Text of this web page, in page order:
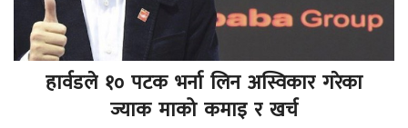
हार्वडले १० पटक भर्ना लिन अस्विकार गरेका
ज्याक माको कमाइ र खर्च